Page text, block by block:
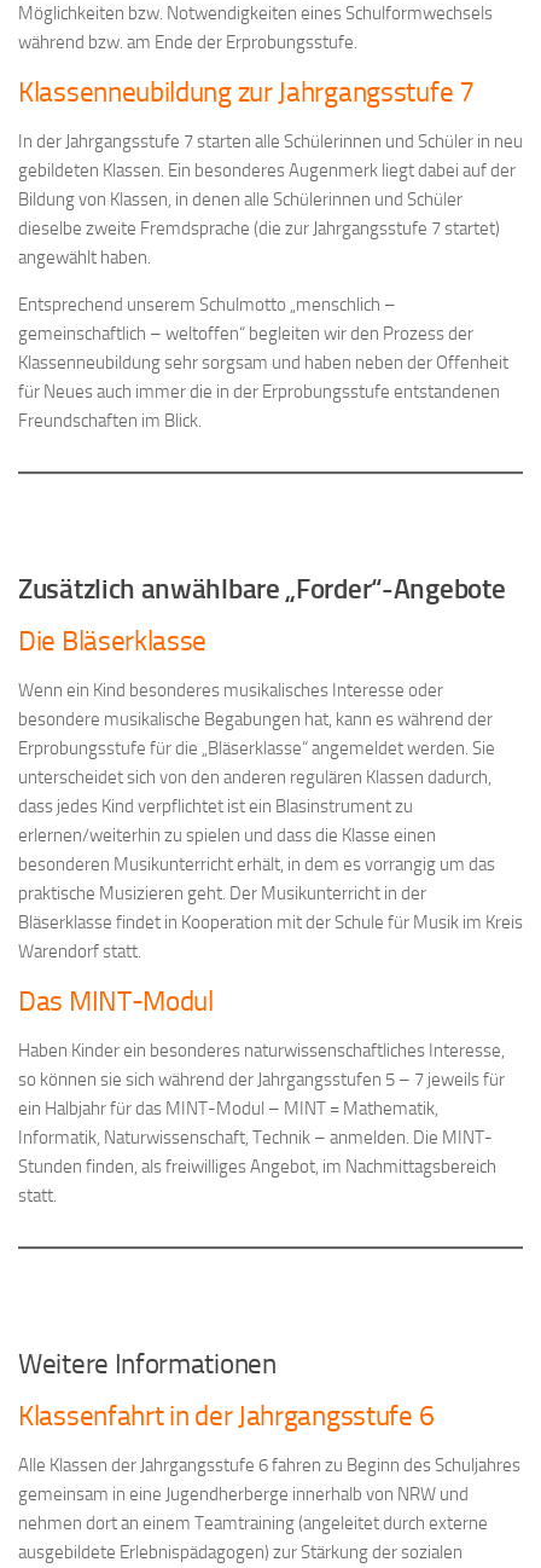
Möglichkeiten bzw. Notwendigkeiten eines Schulformwechsels
während bzw. am Ende der Erprobungsstufe.
Klassenneubildung zur Jahrgangsstufe 7
In der Jahrgangsstufe 7 starten alle Schülerinnen und Schüler in neu
gebildeten Klassen. Ein besonderes Augenmerk liegt dabei auf der
Bildung von Klassen, in denen alle Schülerinnen und Schüler
dieselbe zweite Fremdsprache (die zur Jahrgangsstufe 7 startet)
angewählt haben.
Entsprechend unserem Schulmotto „menschlich –
gemeinschaftlich – weltoffen“ begleiten wir den Prozess der
Klassenneubildung sehr sorgsam und haben neben der Offenheit
für Neues auch immer die in der Erprobungsstufe entstandenen
Freundschaften im Blick.
Zusätzlich anwählbare „Forder“-Angebote
Die Bläserklasse
Wenn ein Kind besonderes musikalisches Interesse oder
besondere musikalische Begabungen hat, kann es während der
Erprobungsstufe für die „Bläserklasse“ angemeldet werden. Sie
unterscheidet sich von den anderen regulären Klassen dadurch,
dass jedes Kind verpflichtet ist ein Blasinstrument zu
erlernen/weiterhin zu spielen und dass die Klasse einen
besonderen Musikunterricht erhält, in dem es vorrangig um das
praktische Musizieren geht. Der Musikunterricht in der
Bläserklasse findet in Kooperation mit der Schule für Musik im Kreis
Warendorf statt.
Das MINT-Modul
Haben Kinder ein besonderes naturwissenschaftliches Interesse,
so können sie sich während der Jahrgangsstufen 5 – 7 jeweils für
ein Halbjahr für das MINT-Modul – MINT = Mathematik,
Informatik, Naturwissenschaft, Technik – anmelden. Die MINT-
Stunden finden, als freiwilliges Angebot, im Nachmittagsbereich
statt.
Weitere Informationen
Klassenfahrt in der Jahrgangsstufe 6
Alle Klassen der Jahrgangsstufe 6 fahren zu Beginn des Schuljahres
gemeinsam in eine Jugendherberge innerhalb von NRW und
nehmen dort an einem Teamtraining (angeleitet durch externe
ausgebildete Erlebnispädagogen) zur Stärkung der sozialen